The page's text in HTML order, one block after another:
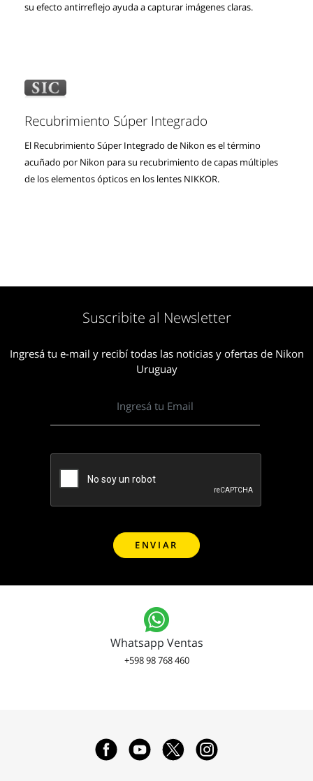
su efecto antirreflejo ayuda a capturar imágenes claras.
Recubrimiento Súper Integrado
El Recubrimiento Súper Integrado de Nikon es el término
acuñado por Nikon para su recubrimiento de capas múltiples
de los elementos ópticos en los lentes NIKKOR.
Suscribite al Newsletter
Ingresá tu e-mail y recibí todas las noticias y ofertas de Nikon
Uruguay
Whatsapp Ventas
+598 98 768 460